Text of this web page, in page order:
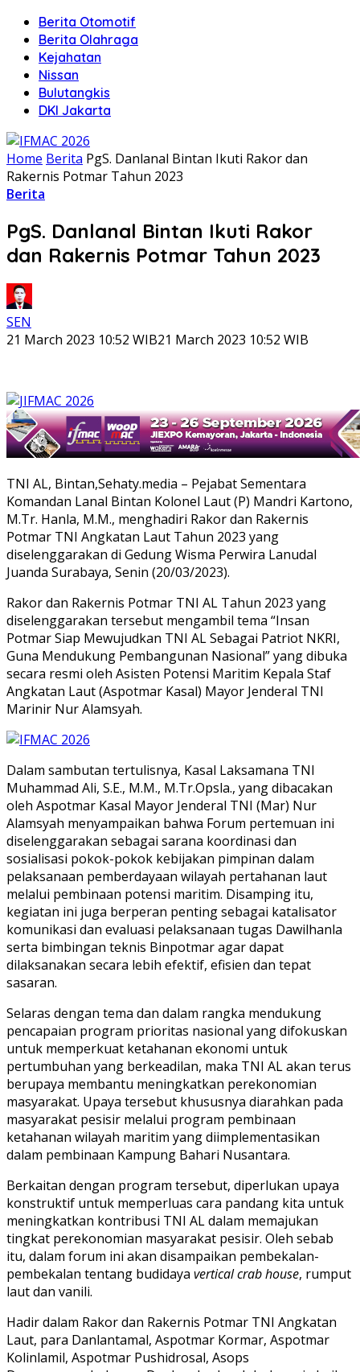
Berita Otomotif
Berita Olahraga
Kejahatan
Nissan
Bulutangkis
DKI Jakarta
Home Berita PgS. Danlanal Bintan Ikuti Rakor dan
Rakernis Potmar Tahun 2023
Berita
PgS. Danlanal Bintan Ikuti Rakor
dan Rakernis Potmar Tahun 2023
SEN
21 March 2023 10:52 WIB21 March 2023 10:52 WIB
TNI AL, Bintan,Sehaty.media – Pejabat Sementara
Komandan Lanal Bintan Kolonel Laut (P) Mandri Kartono,
M.Tr. Hanla, M.M., menghadiri Rakor dan Rakernis
Potmar TNI Angkatan Laut Tahun 2023 yang
diselenggarakan di Gedung Wisma Perwira Lanudal
Juanda Surabaya, Senin (20/03/2023).
Rakor dan Rakernis Potmar TNI AL Tahun 2023 yang
diselenggarakan tersebut mengambil tema “Insan
Potmar Siap Mewujudkan TNI AL Sebagai Patriot NKRI,
Guna Mendukung Pembangunan Nasional” yang dibuka
secara resmi oleh Asisten Potensi Maritim Kepala Staf
Angkatan Laut (Aspotmar Kasal) Mayor Jenderal TNI
Marinir Nur Alamsyah.
Dalam sambutan tertulisnya, Kasal Laksamana TNI
Muhammad Ali, S.E., M.M., M.Tr.Opsla., yang dibacakan
oleh Aspotmar Kasal Mayor Jenderal TNI (Mar) Nur
Alamsyah menyampaikan bahwa Forum pertemuan ini
diselenggarakan sebagai sarana koordinasi dan
sosialisasi pokok-pokok kebijakan pimpinan dalam
pelaksanaan pemberdayaan wilayah pertahanan laut
melalui pembinaan potensi maritim. Disamping itu,
kegiatan ini juga berperan penting sebagai katalisator
komunikasi dan evaluasi pelaksanaan tugas Dawilhanla
serta bimbingan teknis Binpotmar agar dapat
dilaksanakan secara lebih efektif, efisien dan tepat
sasaran.
Selaras dengan tema dan dalam rangka mendukung
pencapaian program prioritas nasional yang difokuskan
untuk memperkuat ketahanan ekonomi untuk
pertumbuhan yang berkeadilan, maka TNI AL akan terus
berupaya membantu meningkatkan perekonomian
masyarakat. Upaya tersebut khususnya diarahkan pada
masyarakat pesisir melalui program pembinaan
ketahanan wilayah maritim yang diimplementasikan
dalam pembinaan Kampung Bahari Nusantara.
Berkaitan dengan program tersebut, diperlukan upaya
konstruktif untuk memperluas cara pandang kita untuk
meningkatkan kontribusi TNI AL dalam memajukan
tingkat perekonomian masyarakat pesisir. Oleh sebab
itu, dalam forum ini akan disampaikan pembekalan-
pembekalan tentang budidaya vertical crab house, rumput
laut dan vanili.
Hadir dalam Rakor dan Rakernis Potmar TNI Angkatan
Laut, para Danlantamal, Aspotmar Kormar, Aspotmar
Kolinlamil, Aspotmar Pushidrosal, Asops